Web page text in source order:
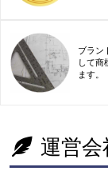
ブラン
して商
ます。
運営会